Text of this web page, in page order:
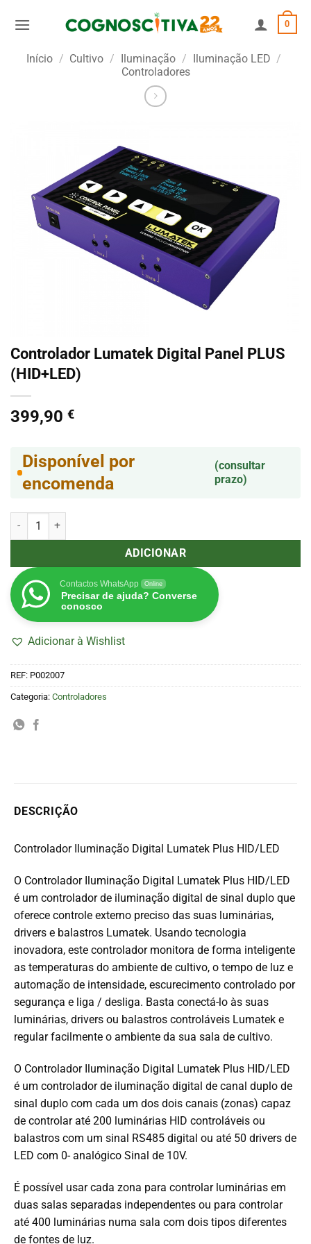
0
Início / Cultivo / Iluminação / Iluminação LED /
Controladores
Controlador Lumatek Digital Panel PLUS
(HID+LED)
399,90 €
Disponível por
encomenda
(consultar
prazo)
Quantidade de Controlador Lumatek Digital Panel PLUS (HID+LED)
ADICIONAR
Contactos WhatsApp Online
Precisar de ajuda? Converse
conosco
Adicionar à Wishlist
REF: P002007
Categoria: Controladores
DESCRIÇÃO
Controlador Iluminação Digital Lumatek Plus HID/LED
O Controlador Iluminação Digital Lumatek Plus HID/LED
é um controlador de iluminação digital de sinal duplo que
oferece controle externo preciso das suas luminárias,
drivers e balastros Lumatek. Usando tecnologia
inovadora, este controlador monitora de forma inteligente
as temperaturas do ambiente de cultivo, o tempo de luz e
automação de intensidade, escurecimento controlado por
segurança e liga / desliga. Basta conectá-lo às suas
luminárias, drivers ou balastros controláveis ​​Lumatek e
regular facilmente o ambiente da sua sala de cultivo.
O Controlador Iluminação Digital Lumatek Plus HID/LED
é um controlador de iluminação digital de canal duplo de
sinal duplo com cada um dos dois canais (zonas) capaz
de controlar até 200 luminárias HID controláveis ​​ou
balastros com um sinal RS485 digital ou até 50 drivers de
LED com 0- analógico Sinal de 10V.
É possível usar cada zona para controlar luminárias em
duas salas separadas independentes ou para controlar
até 400 luminárias numa sala com dois tipos diferentes
de fontes de luz.